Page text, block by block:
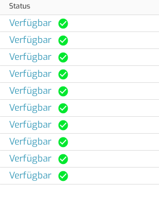
Status
Verfügbar
Verfügbar
Verfügbar
Verfügbar
Verfügbar
Verfügbar
Verfügbar
Verfügbar
Verfügbar
Verfügbar